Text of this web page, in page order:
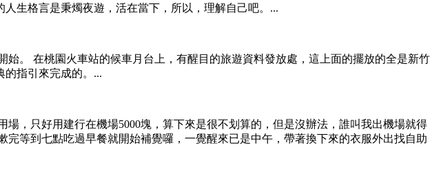
生格言是秉燭夜遊，活在當下，所以，理解自己吧。...
。 在桃園火車站的候車月台上，有醒目的旅遊資料發放處，這上面的擺放的全是新竹
的指引來完成的。...
，只好用建行在機場5000塊，算下來是很不划算的，但是沒辦法，誰叫我出機場就得
等到七點吃過早餐就開始補覺囉，一覺醒來已是中午，帶著換下來的衣服外出找自助